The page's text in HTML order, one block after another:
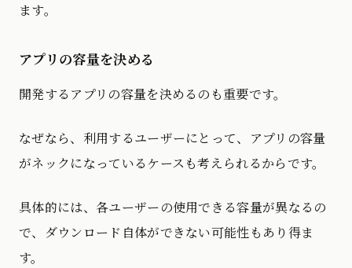
ます。
アプリの容量を決める
開発するアプリの容量を決めるのも重要です。
なぜなら、利用するユーザーにとって、アプリの容量
がネックになっているケースも考えられるからです。
具体的には、各ユーザーの使用できる容量が異なるの
で、ダウンロード自体ができない可能性もあり得ま
す。